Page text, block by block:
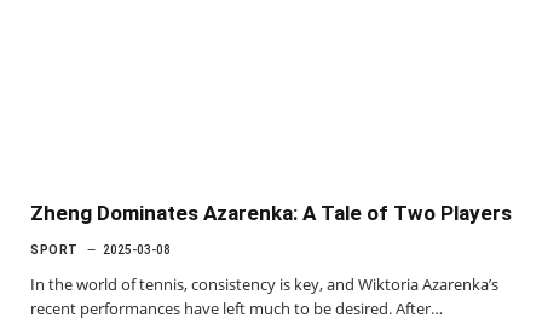
Zheng Dominates Azarenka: A Tale of Two Players
SPORT 2025-03-08
In the world of tennis, consistency is key, and Wiktoria Azarenka’s
recent performances have left much to be desired. After…